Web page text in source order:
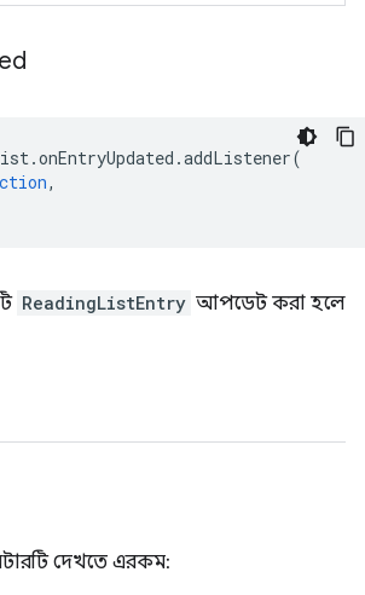
.onEntryUpdated .addListener(
,
ReadingListEntry আপডেট করা হলে
দেখতে এরকম: